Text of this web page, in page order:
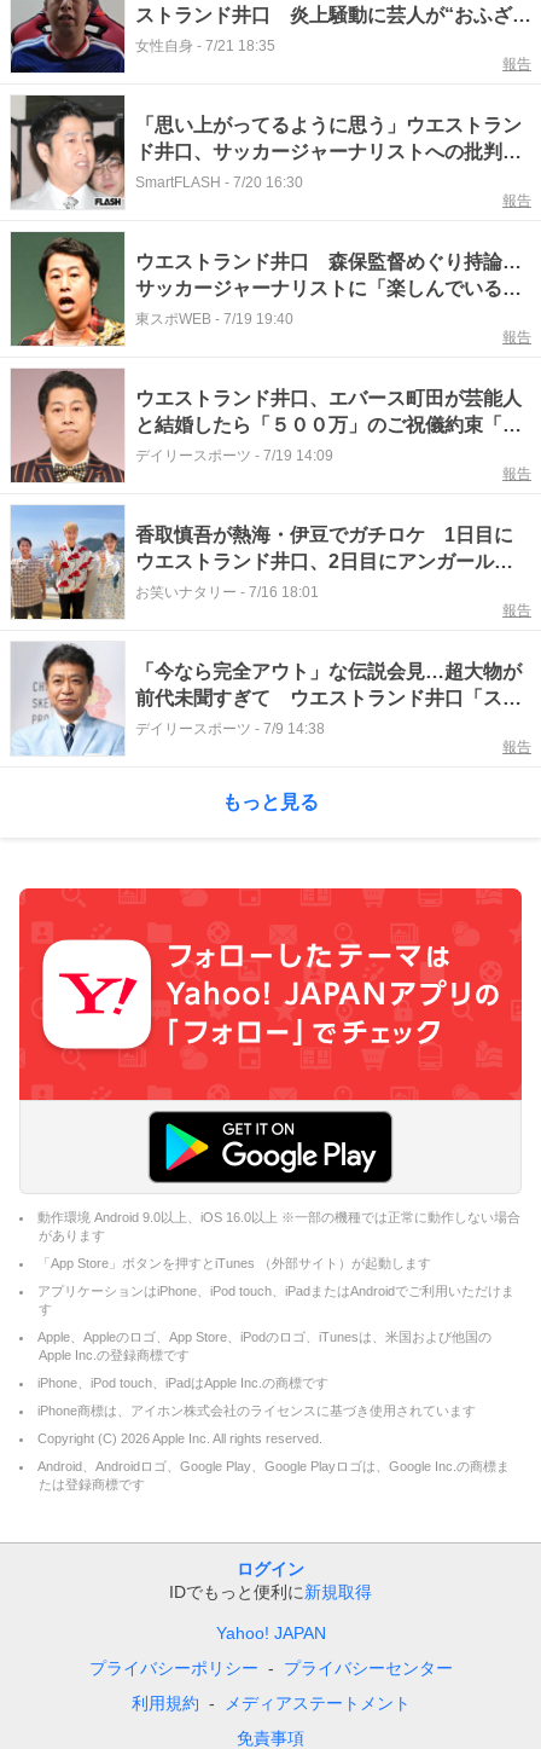
ストランド井口 炎上騒動に芸人が“おふざ
け”投稿→即削除、謝罪の真相
女性自身 - 7/21 18:35
報告
「思い上がってるように思う」ウエストラン
ド井口、サッカージャーナリストへの批判が
物議…投稿削除にも一部で違和感
SmartFLASH - 7/20 16:30
報告
ウエストランド井口 森保監督めぐり持論…
サッカージャーナリストに「楽しんでいる人
を冷ます必要はない」
東スポWEB - 7/19 19:40
報告
ウエストランド井口、エバース町田が芸能人
と結婚したら「５００万」のご祝儀約束「結
婚できるわけないじゃん」
デイリースポーツ - 7/19 14:09
報告
香取慎吾が熱海・伊豆でガチロケ 1日目に
ウエストランド井口、2日目にアンガールズ
田中
お笑いナタリー - 7/16 18:01
報告
「今なら完全アウト」な伝説会見…超大物が
前代未聞すぎて ウエストランド井口「スゴ
いですよね…」中山秀征「裏切らないわけで
デイリースポーツ - 7/9 14:38
報告
もっと見る
動作環境 Android 9.0以上、iOS 16.0以上 ※一部の機種では正常に動作しない場合
があります
「App Store」ボタンを押すとiTunes （外部サイト）が起動します
アプリケーションはiPhone、iPod touch、iPadまたはAndroidでご利用いただけま
す
Apple、Appleのロゴ、App Store、iPodのロゴ、iTunesは、米国および他国の
Apple Inc.の登録商標です
iPhone、iPod touch、iPadはApple Inc.の商標です
iPhone商標は、アイホン株式会社のライセンスに基づき使用されています
Copyright (C) 2026Apple Inc. All rights reserved.
Android、Androidロゴ、Google Play、Google Playロゴは、Google Inc.の商標ま
たは登録商標です
ログイン
IDでもっと便利に新規取得
Yahoo! JAPAN
プライバシーポリシー
プライバシーセンター
利用規約
メディアステートメント
免責事項